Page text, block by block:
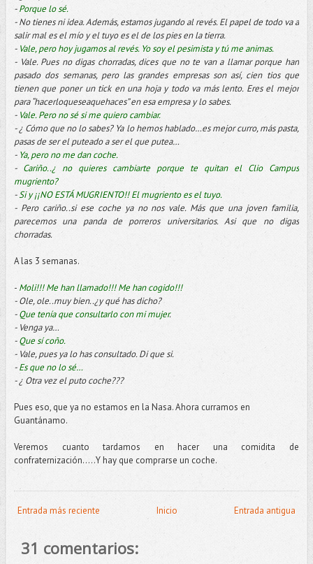
-Porque lo sé.
- No tienes ni idea. Además, estamos jugando al revés. El papel de todo va a
salir mal es el mío y el tuyo es el de los pies en la tierra.
- Vale, pero hoy jugamos al revés. Yo soy el pesimista y tú me animas.
- Vale. Pues no digas chorradas, dices que no te van a llamar porque han
pasado dos semanas, pero las grandes empresas son así, cien tios que
tienen que poner un tick en una hoja y todo va más lento. Eres el mejor
para “hacerloqueseaquehaces” en esa empresa y lo sabes.
- Vale. Pero no sé si me quiero cambiar.
- ¿ Cómo que no lo sabes? Ya lo hemos hablado…es mejor curro, más pasta,
pasas de ser el puteado a ser el que putea…
- Ya, pero no me dan coche.
- Cariño..¿ no quieres cambiarte porque te quitan el Clio Campus
mugriento?
-Si y ¡¡NO ESTÁ MUGRIENTO!! El mugriento es el tuyo.
- Pero cariño..si ese coche ya no nos vale. Más que una joven familia,
parecemos una panda de porreros universitarios. Asi que no digas
chorradas.
A las 3 semanas.
- Moli!!! Me han llamado!!! Me han cogido!!!
- Ole, ole..muy bien..¿y qué has dicho?
-Que tenía que consultarlo con mi mujer.
- Venga ya…
-Que sí coño.
- Vale, pues ya lo has consultado. Di que si.
-Es que no lo sé…
- ¿ Otra vez el puto coche???
Pues eso, que ya no estamos en la Nasa. Ahora curramos en
Guantánamo.
Veremos cuanto tardamos en hacer una comidita de
confraternización…..Y hay que comprarse un coche.
Entrada más reciente Entrada antigua
Inicio
31 comentarios: